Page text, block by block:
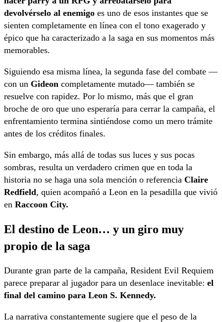
devolvérselo al enemigo es uno de esos instantes que se
sienten completamente en línea con el tono exagerado y
épico que ha caracterizado a la saga en sus momentos más
memorables.
Siguiendo esa misma línea, la segunda fase del combate —
con un Gideon completamente mutado— también se
resuelve con rapidez. Por lo mismo, más que el gran
broche de oro que uno esperaría para cerrar la campaña, el
enfrentamiento termina sintiéndose como un mero trámite
antes de los créditos finales.
Sin embargo, más allá de todas sus luces y sus pocas
sombras, resulta un verdadero crimen que en toda la
historia no se haga una sola mención o referencia Claire
Redfield, quien acompañó a Leon en la pesadilla que vivió
en Raccoon City.
El destino de Leon… y un giro muy
propio de la saga
Durante gran parte de la campaña, Resident Evil Requiem
parece preparar al jugador para un desenlace inevitable: el
final del camino para Leon S. Kennedy.
La narrativa constantemente sugiere que el peso de la